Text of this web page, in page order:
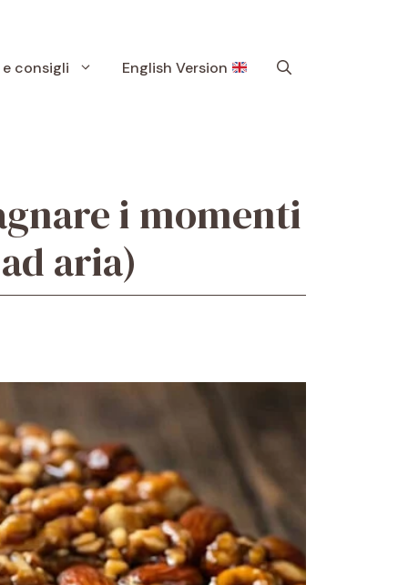
consigli English Version
i momenti
aria)